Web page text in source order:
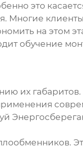
это
Многие
на этом
обучение
их габаритов.